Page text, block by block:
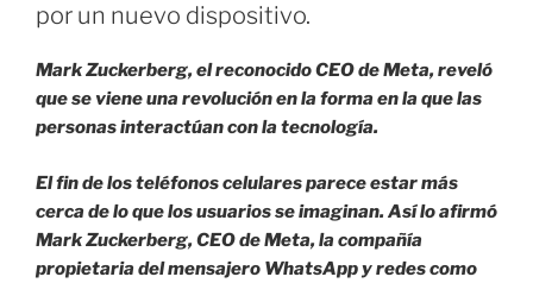
por un nuevo dispositivo.
Mark Zuckerberg, el reconocido CEO de Meta, reveló
que se viene una revolución en la forma en la que las
personas interactúan con la tecnología.
El fin de los teléfonos celulares parece estar más
cerca de lo que los usuarios se imaginan. Así lo afirmó
Mark Zuckerberg, CEO de Meta, la compañía
propietaria del mensajero WhatsApp y redes como